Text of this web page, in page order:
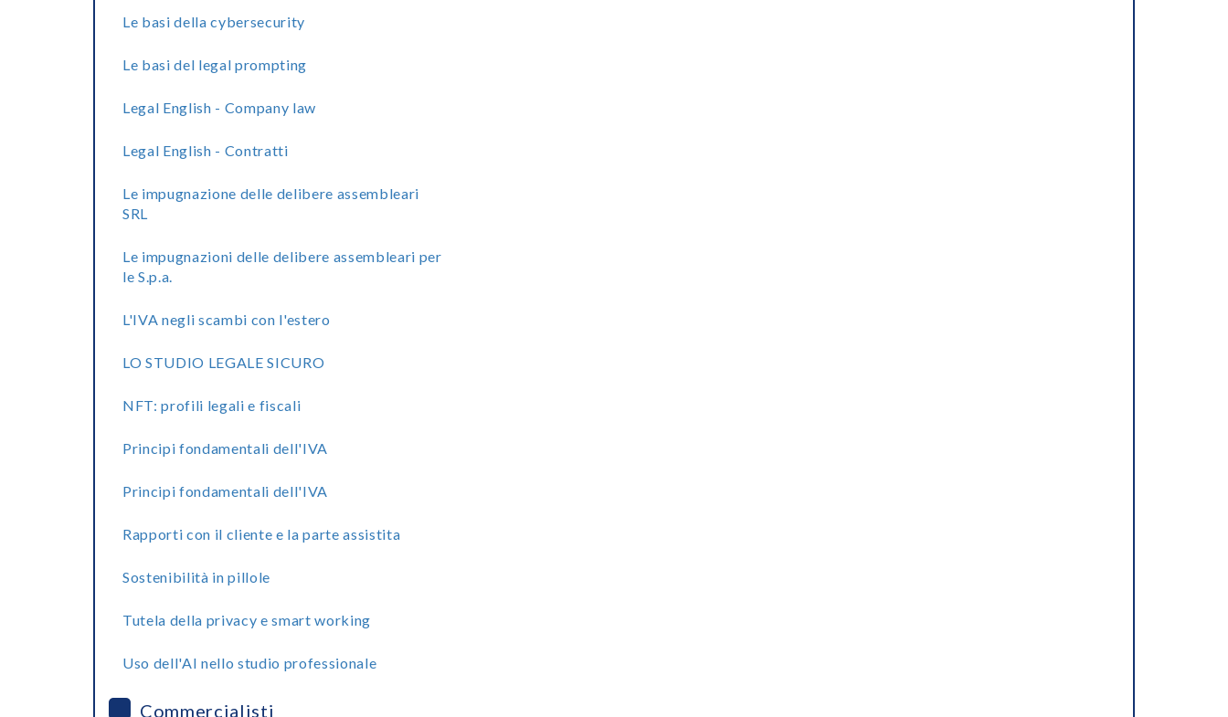
Le basi della cybersecurity
Le basi del legal prompting
Legal English - Company law
Legal English - Contratti
Le impugnazione delle delibere assembleari
SRL
Le impugnazioni delle delibere assembleari per
le S.p.a.
L'IVA negli scambi con l'estero
LO STUDIO LEGALE SICURO
NFT: profili legali e fiscali
Principi fondamentali dell'IVA
Principi fondamentali dell'IVA
Rapporti con il cliente e la parte assistita
Sostenibilità in pillole
Tutela della privacy e smart working
Uso dell'AI nello studio professionale
Commercialisti